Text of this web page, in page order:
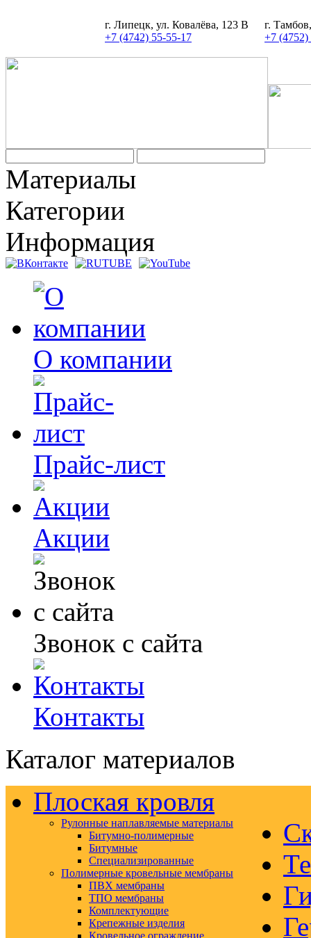
г. Липецк, ул. Ковалёва, 123 В
+7 (4742) 55-55-17
г.
+7 (4752)
Материалы
Категории
Информация
О компании
Прайс-лист
Акции
Звонок с сайта
Контакты
Каталог материалов
Плоская кровля
Рулонные наплавляемые материалы
Битумно-полимерные
Битумные
Специализированные
Полимерные кровельные мембраны
ПВХ мембраны
ТПО мембраны
Комплектующие
Крепежные изделия
Кровельное ограждение
Задать вопрос